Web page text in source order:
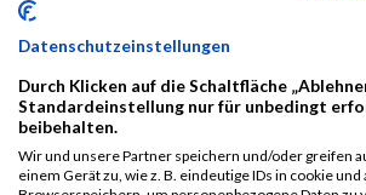
Datenschutzeinstellungen
Durch Klicken auf die Schaltfläche
Standardeinstellung nur für unbedingt
beibehalten.
Wir und unsere Partner speichern und/oder greifen
einem Gerät zu, wie z. B. eindeutige IDs in cookie und